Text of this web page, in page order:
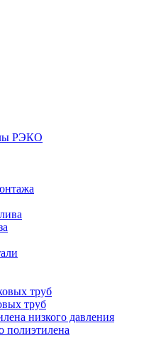
РЭКО
труб
труб
низкого давления
полиэтилена